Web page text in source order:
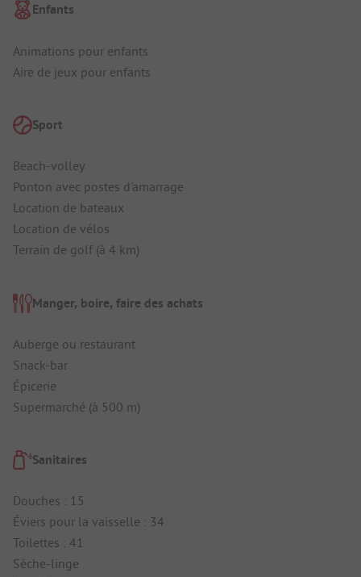
Enfants
Animations pour enfants
Aire de jeux pour enfants
Sport
Beach-volley
Ponton avec postes d'amarrage
Location de bateaux
Location de vélos
Terrain de golf (à 4 km)
Manger, boire, faire des achats
Auberge ou restaurant
Snack-bar
Épicerie
Supermarché (à 500 m)
Sanitaires
Douches : 15
Éviers pour la vaisselle : 34
Toilettes : 41
Sèche-linge